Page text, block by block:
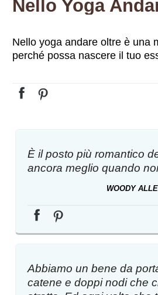
Nello yoga andare oltre è una
perché possa nascere il tuo
È il posto più romantico
ancora meglio quando
WOODY
Abbiamo un bene da
catene e doppi nodi che